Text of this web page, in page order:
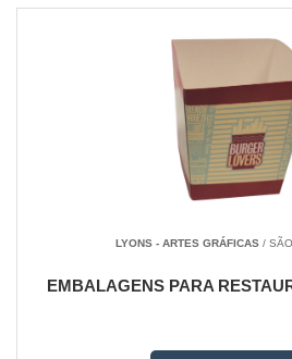
LYONS - ARTES GRÁFICAS/ SÃO
EMBALAGENS PARA